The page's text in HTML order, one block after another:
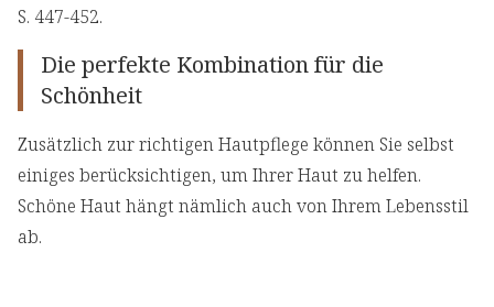
S. 447-452.
Die perfekte Kombination für die
Schönheit
Zusätzlich zur richtigen Hautpflege können Sie selbst
einiges berücksichtigen, um Ihrer Haut zu helfen.
Schöne Haut hängt nämlich auch von Ihrem Lebensstil
ab.